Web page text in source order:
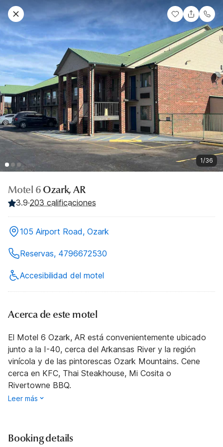
1/36
Motel 6 Ozark, AR
3.9·203 calificaciones
105 Airport Road, Ozark
Reservas, 4796672530
Accesibilidad del motel
Acerca de este motel
El Motel 6 Ozark, AR está convenientemente ubicado
junto a la I-40, cerca del Arkansas River y la región
vinícola y de las pintorescas Ozark Mountains. Cene
cerca en KFC, Thai Steakhouse, Mi Cosita o
Rivertowne BBQ.
Leer más
Booking details